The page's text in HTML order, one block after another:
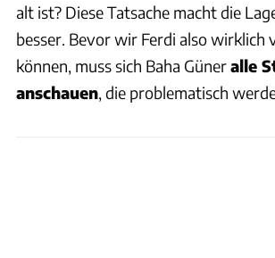
alt ist? Diese Tatsache macht die
besser. Bevor wir Ferdi also wirklich
können, muss sich Baha Güneralle
anschauen, die problematisch